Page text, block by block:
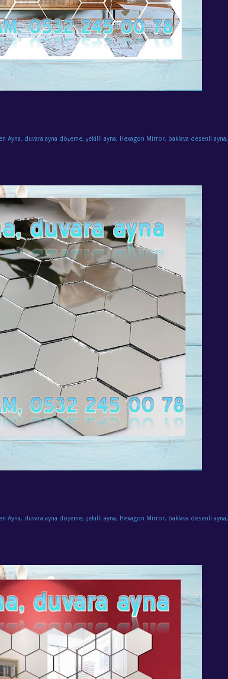
Ayna, duvara ayna döşeme, şekilli ayna, Hexagon Mirror, baklava desenli ayna,
Ayna, duvara ayna döşeme, şekilli ayna, Hexagon Mirror, baklava desenli ayna,